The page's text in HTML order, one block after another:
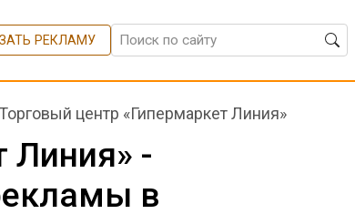
РЕКЛАМУ
Торговый центр «Гипермаркет Линия»
Линия» -
в